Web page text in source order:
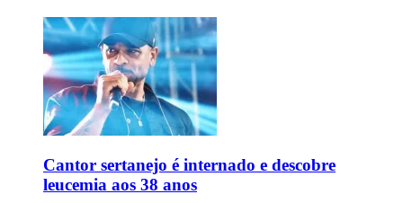
Cantor sertanejo é internado e descobre
leucemia aos 38 anos